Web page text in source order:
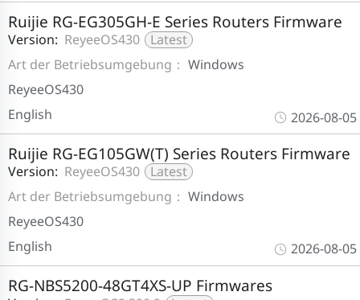
Ruijie RG-EG305GH-E Series Routers Firmware
Version: ReyeeOS430
Latest
Art der Betriebsumgebung： Windows
ReyeeOS430
English
2026-08-05
Ruijie RG-EG105GW(T) Series Routers Firmware
Version: ReyeeOS430
Latest
Art der Betriebsumgebung： Windows
ReyeeOS430
English
2026-08-05
RG-NBS5200-48GT4XS-UP Firmwares